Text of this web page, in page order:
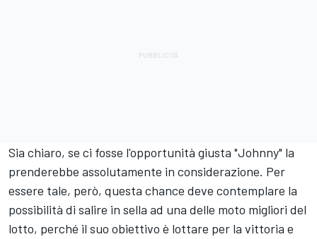
Sia chiaro, se ci fosse l'opportunità giusta "Johnny" la
prenderebbe assolutamente in considerazione. Per
essere tale, però, questa chance deve contemplare la
possibilità di salire in sella ad una delle moto migliori del
lotto, perché il suo obiettivo è lottare per la vittoria e